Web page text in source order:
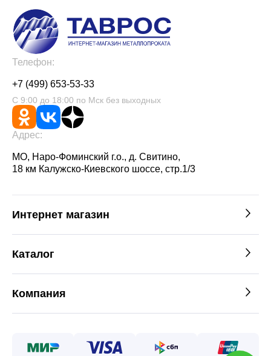
Телефон:
+7 (499) 653-53-33
С 9:00 до 18:00 по Мск без выходных
Адрес:
МО, Наро-Фоминский г.о., д. Свитино,
18 км Калужско-Киевского шоссе, стр.1/3
Интернет магазин
Каталог
Компания